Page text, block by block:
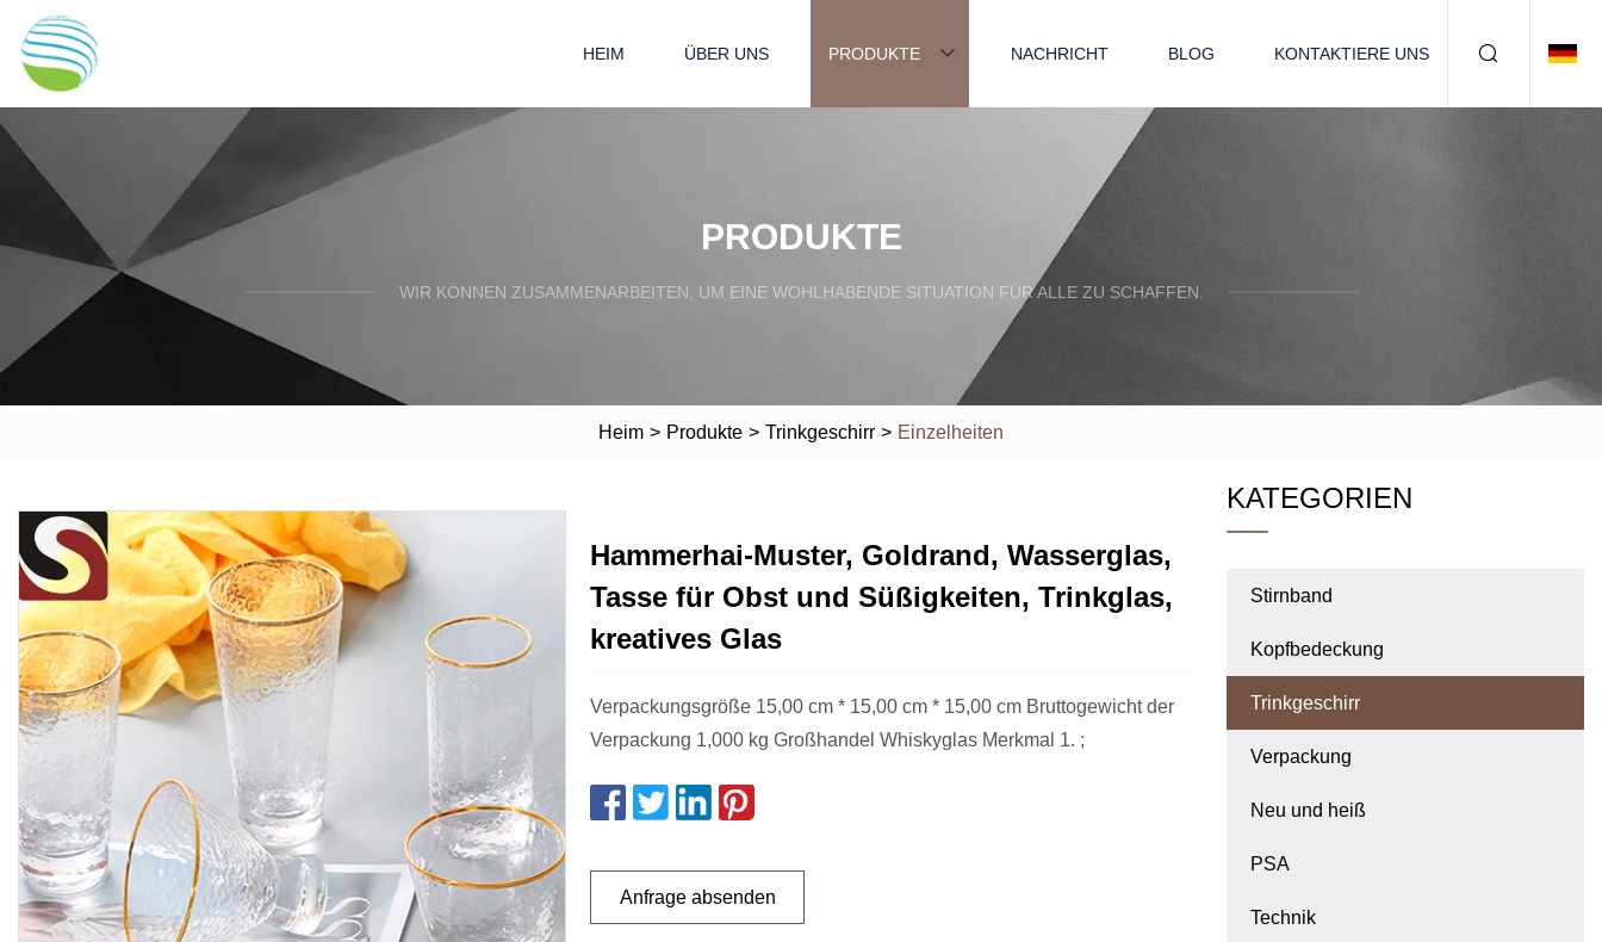
HEIM ÜBER UNS PRODUKTE NACHRICHT BLOG KONTAKTIERE UNS
PRODUKTE
WIR KÖNNEN ZUSAMMENARBEITEN, UM EINE WOHLHABENDE SITUATION FÜR ALLE ZU SCHAFFEN.
Heim > Produkte > Trinkgeschirr > Einzelheiten
Hammerhai-Muster, Goldrand, Wasserglas,
Tasse für Obst und Süßigkeiten, Trinkglas,
kreatives Glas
Verpackungsgröße 15,00 cm * 15,00 cm * 15,00 cm Bruttogewicht der
Verpackung 1,000 kg Großhandel Whiskyglas Merkmal 1. ;
Anfrage absenden
KATEGORIEN
Stirnband
Kopfbedeckung
Trinkgeschirr
Verpackung
Neu und heiß
PSA
Technik